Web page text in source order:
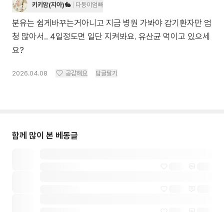
키키맘(지아)🐇 다둥이엄빠
분유는 쉽게바꾸는거아니고 지금 병원 가봐야 감기환자만 엄
청 많아서.. 4일정도면 일단 지켜봐요. 유산균 먹이고 있으세
요?
2026.04.08 공감해요 답글달기
함께 많이 본 베동글